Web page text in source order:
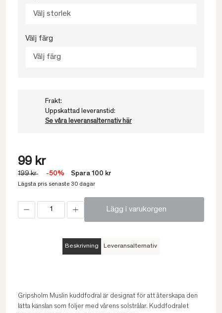
Välj storlek
Välj färg
Välj färg
Frakt:
Uppskattad leveranstid:
Se våra leveransalternativ här
99 kr
199 kr -50% Spara 100 kr
Lägsta pris senaste 30 dagar
Lägg i varukorgen
Beskrivning Leveransalternativ
Gripsholm Muslin kuddfodral är designat för att återskapa den
lätta känslan som följer med vårens solstrålar. Kuddfodralet